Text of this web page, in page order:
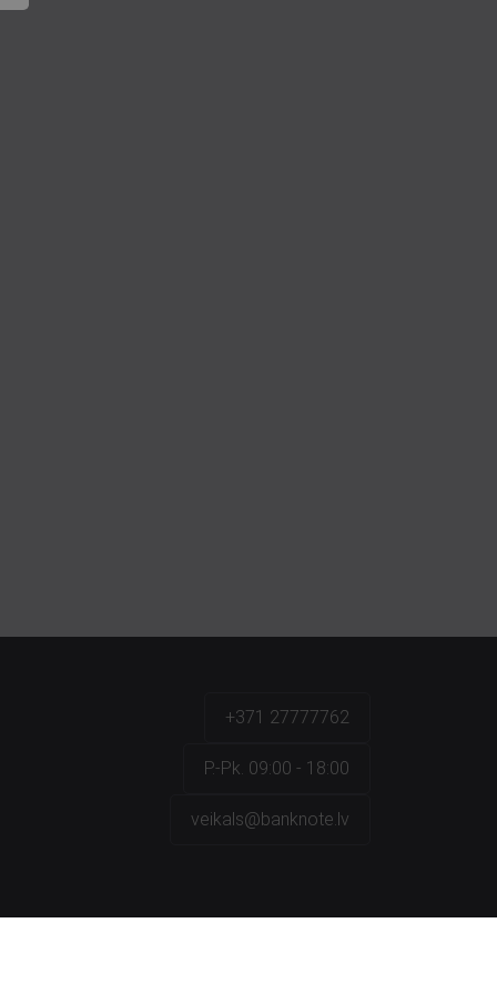
+371 27777762
P.-Pk. 09:00 - 18:00
veikals@banknote.lv